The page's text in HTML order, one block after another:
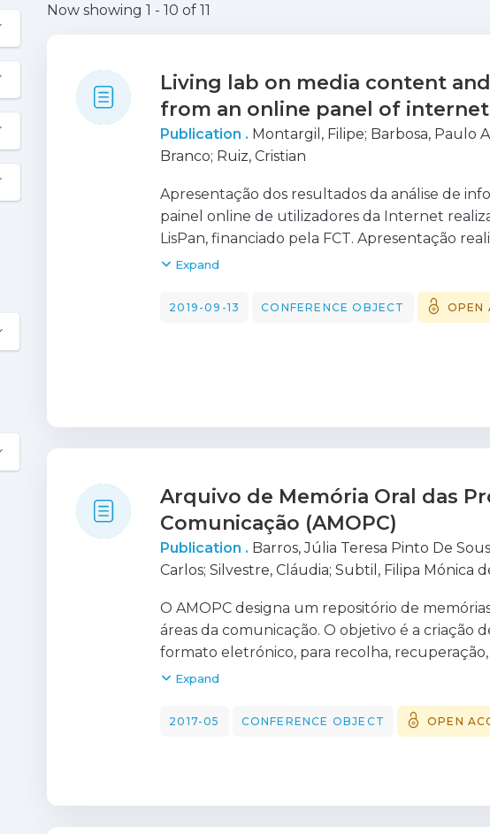
Now showing 1 - 10 of 11
Living lab on media content
from an online panel of
Publication . Montargil, Filipe; Barbosa, Paulo
Branco; Ruiz, Cristian
Apresentação dos resultados da análise de
painel online de utilizadores da Internet
LisPan, financiado pela FCT. Apresentação
in Digital Research (conferência final de
Expand
2019-09-13 CONFERENCE OBJECT OPEN
Arquivo de Memória Oral das
Comunicação (AMOPC)
Publication . Barros, Júlia Teresa Pinto De
Carlos;Silvestre, Cláudia;Subtil, Filipa Mónica
Eiró-Gomes, Mafalda;Samara, Maria Alice;
Alves, Marta Sofia;Barbosa, Paulo Alexandre
Nogueira, Ricardo Real;Miranda, Sandra;
O AMOPC designa um repositório de
áreas da comunicação. O objetivo é a criação
formato eletrónico, para recolha, recuperação,
disponibilização e aproveitamento de registos
mais alargada. O AMOPC poderá ser acedido
permitindo a rentabilização de materiais que
contemporâneas. À medida que à escala
sector, assistindo-se a fenómenos de
Expand
2017-05 CONFERENCE OBJECT OPEN